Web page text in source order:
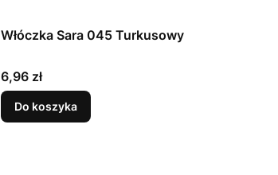
Włóczka Sara 045 Turkusowy
Cena
6,96 zł
Do koszyka